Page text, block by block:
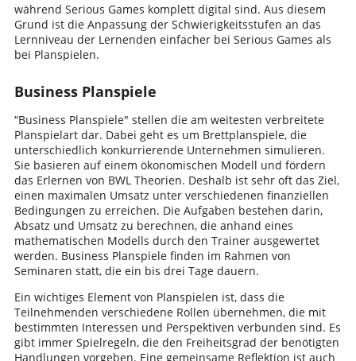
während Serious Games komplett digital sind. Aus diesem
Grund ist die Anpassung der Schwierigkeitsstufen an das
Lernniveau der Lernenden einfacher bei Serious Games als
bei Planspielen.
Business Planspiele
“Business Planspiele" stellen die am weitesten verbreitete
Planspielart dar. Dabei geht es um Brettplanspiele, die
unterschiedlich konkurrierende Unternehmen simulieren.
Sie basieren auf einem ökonomischen Modell und fördern
das Erlernen von BWL Theorien. Deshalb ist sehr oft das Ziel,
einen maximalen Umsatz unter verschiedenen finanziellen
Bedingungen zu erreichen. Die Aufgaben bestehen darin,
Absatz und Umsatz zu berechnen, die anhand eines
mathematischen Modells durch den Trainer ausgewertet
werden. Business Planspiele finden im Rahmen von
Seminaren statt, die ein bis drei Tage dauern.
Ein wichtiges Element von Planspielen ist, dass die
Teilnehmenden verschiedene Rollen übernehmen, die mit
bestimmten Interessen und Perspektiven verbunden sind. Es
gibt immer Spielregeln, die den Freiheitsgrad der benötigten
Handlungen vorgeben. Eine gemeinsame Reflektion ist auch